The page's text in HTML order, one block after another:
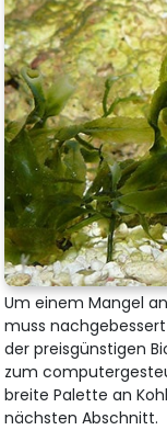
Um einem Mangel
muss
der preisgünstigen
zum
breite Palette an
nächsten Abschnitt.